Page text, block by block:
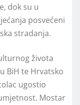
dok su u
posvećeni
stradanja.
života
BiH te Hrvatsko
ugostio
Mostar